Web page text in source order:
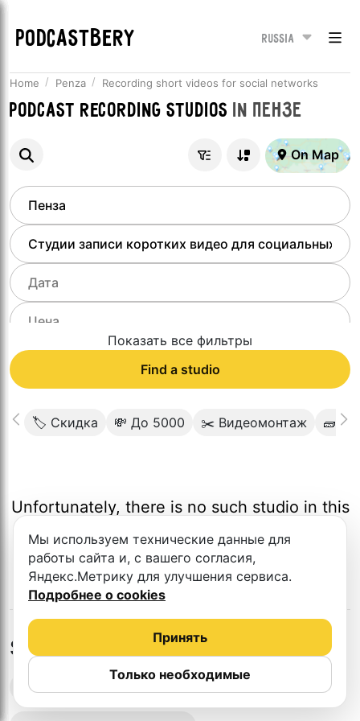
PODCASTBERY Russia
Home Penza Recording short videos for social networks
Podcast recording studios in Пензе
On Map
Показать все фильтры
Find a studio
🏷 Скидка 💸 До 5000 ✂️ Видеомонтаж 🧱
Unfortunately, there is no such studio in this
Studios in nearby cities
Podcast recording studios
Мы используем технические данные для
работы сайта и, с вашего согласия,
Яндекс.Метрику для улучшения сервиса.
Подробнее о cookies
Только необходимые
Принять